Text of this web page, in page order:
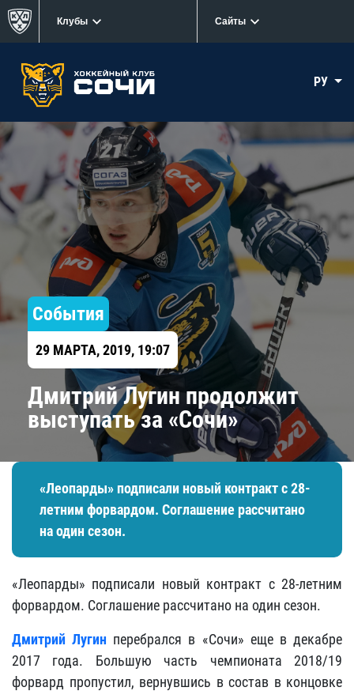
Клубы Сайты
РУ
События
29 МАРТА, 2019, 19:07
Дмитрий Лугин продолжит
выступать за «Сочи»
«Леопарды» подписали новый контракт с 28-
летним форвардом. Соглашение рассчитано
на один сезон.
«Леопарды» подписали новый контракт с 28-летним
форвардом. Соглашение рассчитано на один сезон.
Дмитрий Лугин перебрался в «Сочи» еще в декабре
2017 года. Большую часть чемпионата 2018/19
форвард пропустил, вернувшись в состав в концовке